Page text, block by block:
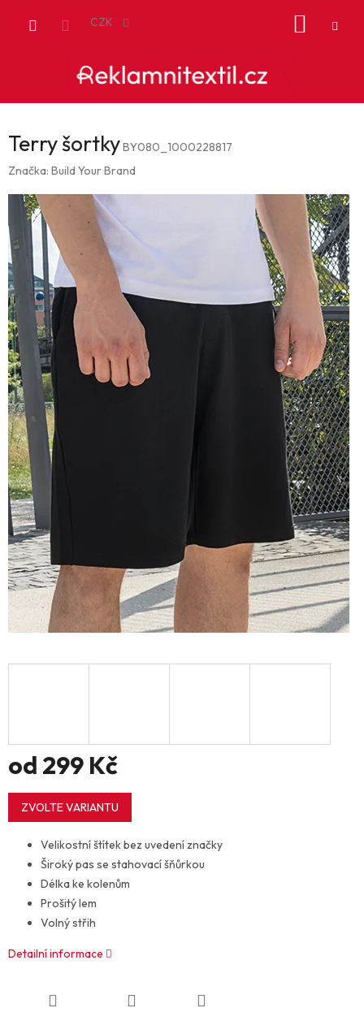
CZK
Terry šortkyBY080_1000228817
Značka: Build Your Brand
od 299 Kč
Měrná
cena:
ZVOLTE VARIANTU
Velikostní štítek bez uvedení značky
Široký pas se stahovací šňůrkou
Délka ke kolenům
Prošitý lem
Volný střih
Detailní informace